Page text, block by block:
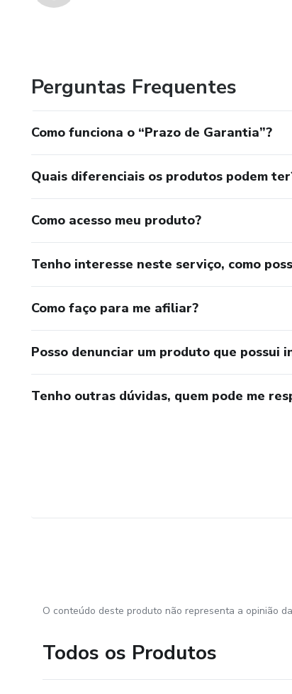
Perguntas Frequentes
Como funciona o “Prazo de Garantia”?
Quais diferenciais os produtos podem
Como acesso meu produto?
Tenho interesse neste serviço, como
Como faço para me afiliar?
Posso denunciar um produto que possui
Tenho outras dúvidas, quem pode me
O conteúdo deste produto não representa a opinião
Todos os Produtos